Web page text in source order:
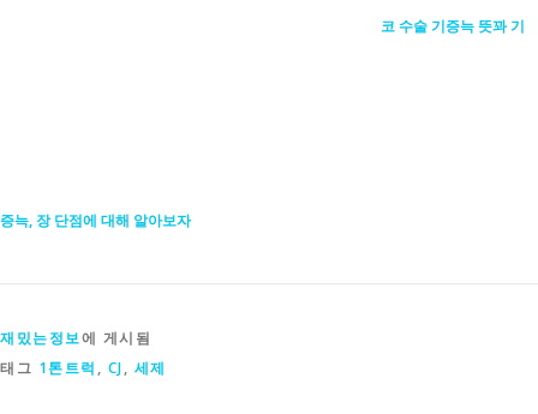
코 수술 기증늑 뜻꽈 기
증늑, 장 단점에 대해 알아보자
재밌는정보에 게시됨
태그 1톤트럭 , CJ, 세제